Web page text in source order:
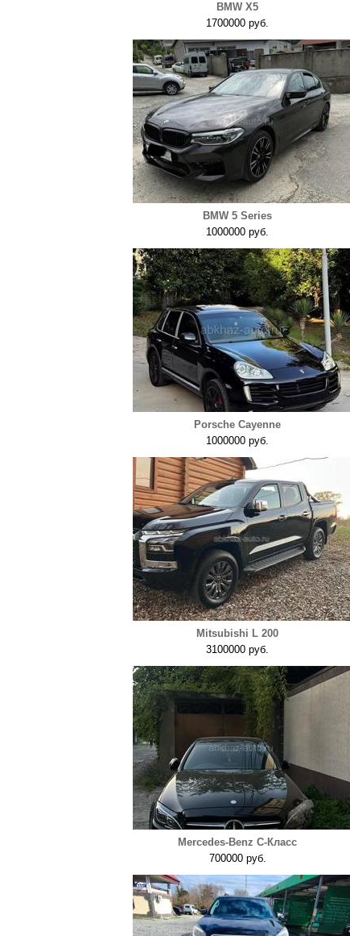
BMW X5
1700000 руб.
BMW 5 Series
1000000 руб.
Porsche Cayenne
1000000 руб.
Mitsubishi L 200
3100000 руб.
Mercedes-Benz C-Класс
700000 руб.